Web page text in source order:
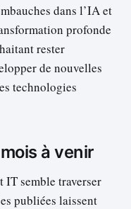
dans l’IA et
profonde
rester
de nouvelles
technologies
à venir
IT semble traverser
publiées laissent